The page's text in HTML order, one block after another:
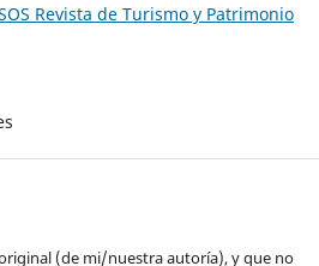
Revista de Turismo y Patrimonio
(de mi/nuestra autoría), y que no